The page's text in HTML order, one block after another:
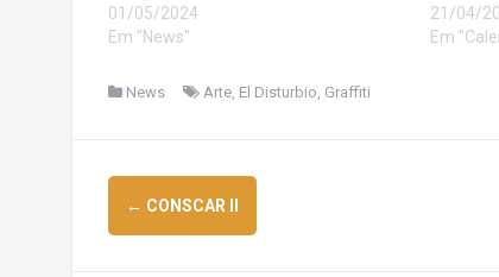
01/05/2024
Em "News"
21/04/
Em
News Arte, El Disturbio Graffiti
Navegação
de
← CONSCAR II